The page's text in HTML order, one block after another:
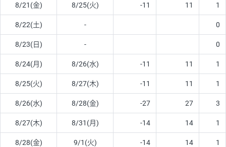
8/21(金) 8/25(火) -11 11 1
8/22(土) - 0
8/23(日) - 0
8/24(月) 8/26(水) -11 11 1
8/25(火) 8/27(木) -11 11 1
8/26(水) 8/28(金) -27 27 3
8/27(木) 8/31(月) -14 14 1
8/28(金) 9/1(火) -14 14 1